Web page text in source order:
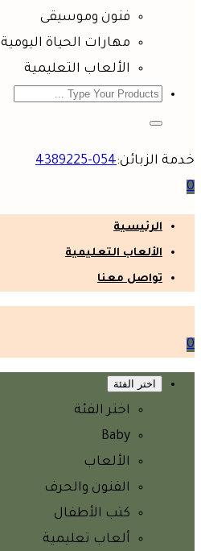
فنون وموسيقى
مهارات الحياة اليومية
الألعاب التعليمية
خدمة الزبائن:054-4389225
0
الرئيسية
الألعاب التعليمية
تواصل معنا
0
اختر الفئة
اختر الفئة
Baby
الألعاب
الفنون والحرف
كتب الأطفال
ألعاب تعليمية